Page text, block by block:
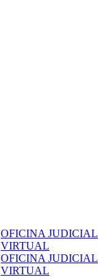
OFICINA JUDICIAL
VIRTUAL
OFICINA JUDICIAL
VIRTUAL